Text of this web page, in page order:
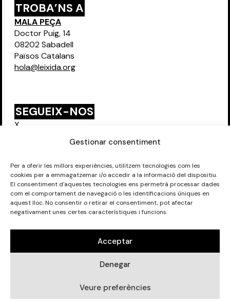
Gestionar consentiment
Per a oferir les millors experiències, utilitzem tecnologies com les
cookies per a emmagatzemar i/o accedir a la informació del dispositiu.
El consentiment d'aquestes tecnologies ens permetrà processar dades
com el comportament de navegació o les identificacions úniques en
aquest lloc. No consentir o retirar el consentiment, pot afectar
negativament unes certes característiques i funcions.
Acceptar
Denegar
Veure preferències
TROBA’NS A
MALA PEÇA
Doctor Puig, 14
08202 Sabadell
Països Catalans
hola@leixida.org
SEGUEIX-NOS
X
FORMEM PART DE:
©Eixida del Teler SCCL 2026. Tots els drets reservats.
Política de privadesa. Política de galetes.